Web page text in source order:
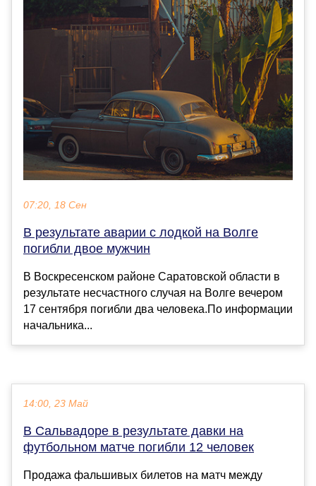
07:20, 18 Сен
В результате аварии с лодкой на Волге
погибли двое мужчин
В Воскресенском районе Саратовской области в
результате несчастного случая на Волге вечером
17 сентября погибли два человека.По информации
начальника...
14:00, 23 Май
В Сальвадоре в результате давки на
футбольном матче погибли 12 человек
Продажа фальшивых билетов на матч между